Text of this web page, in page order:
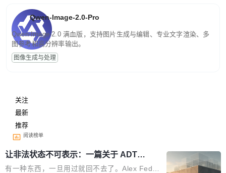
Qwen-Image-2.0-Pro
Qwen-Image-2.0 满血版，支持图片生成与编辑、专业文字渲染、多
图参考和高分辨率输出。
图像生成与处理
关注
最新
推荐
阅读榜单
让非法状态不可表示：一篇关于 ADT
的帖子在 Reddit 火了
有一种东西，一旦用过就回不去了。Alex Fedos